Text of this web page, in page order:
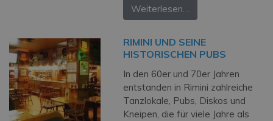
Weiterlesen…
RIMINI UND SEINE
HISTORISCHEN PUBS
In den 60er und 70er Jahren
entstanden in Rimini zahlreiche
Tanzlokale, Pubs, Diskos und
Kneipen, die für viele Jahre als